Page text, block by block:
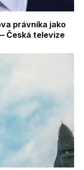
právníka jako
Česká televize